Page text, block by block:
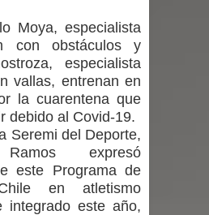
ambiental
$189 millones en
a usuarios de PRODESAL
de Linares
de Curicó apuesta a la
Moya, especialista
con obstáculos y
especialista
vallas, entrenan en
la cuarentena que
debido al Covid-19.
Seremi del Deporte,
expresó
este Programa de
en atletismo
integrado este año,